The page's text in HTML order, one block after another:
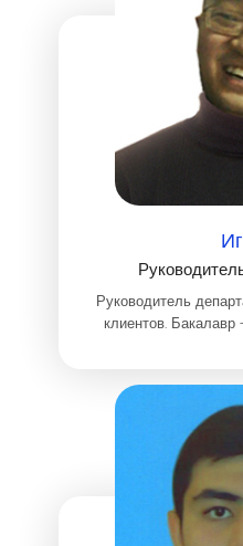
Руководитель
клиентов.